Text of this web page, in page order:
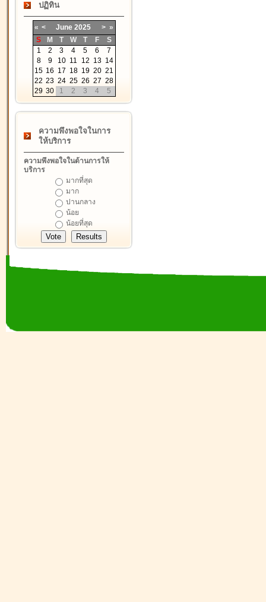
ปฏิทิน
« < June 2025 > »
S
M T W T F
S
1
2 3 4 5 6
7
8
9 10 11 12 13 14
15 16 17 18 19 20 21
22 23 24 25 26 27 28
29 30 1 2 3 4 5
ความพึงพอใจในการ
ให้บริการ
ความพึงพอใจในด้านการให้
บริการ
มากที่สุด
มาก
ปานกลาง
น้อย
น้อยที่สุด